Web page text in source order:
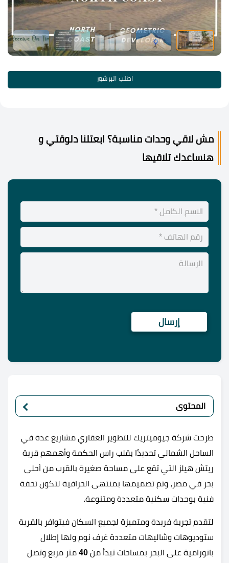
اطلب البرشور
مش لاقي وحدات مناسبة؟ ابعتلنا دلوقتي و
هنساعدك تلاقيها
المحتوى
طرحت شركة جيوميتريك للتطوير العقاري مشاريع عدة في
الساحل الشمالي تحديدًا بقلب راس الحكمة وأهمهم قرية
ريتش هيلز التي تقع على مساحة صغيرة بالقرب من أحلى
بحر في مصر، وتم تصميمها بمنتهى الحرافية لتكون تحفة
فنية بوحدات سكنية متعددة ومتنوعة.
لتقدم تجربة فريدة ومتميزة لجميع السكان فيتوافر بالقرية
ستوديوهات وشاليهات متعددة غرف نوم ولها إطلال
بانورامية على البحر بمساحات تبدأ من 40 متر مربع وتصل